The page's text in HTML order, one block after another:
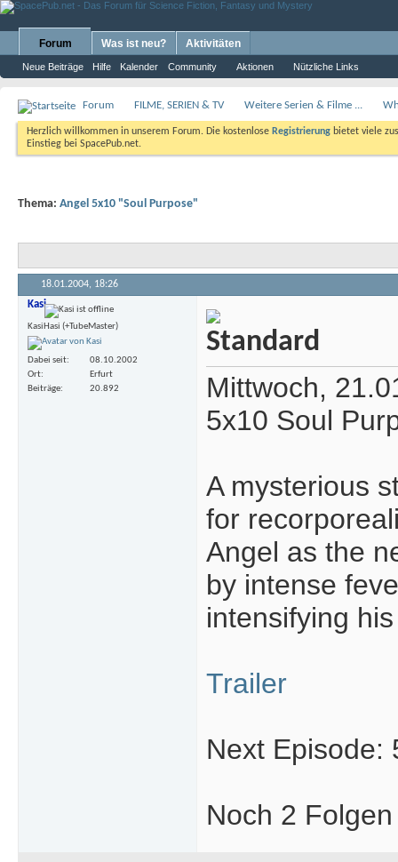
Forum
Neue Beiträge Hilfe Kalender Community Aktionen Nützliche Links
Was ist neu? Aktivitäten
Forum FILME, SERIEN & TV Weitere Serien & Filme ...
Herzlich willkommen in unserem Forum. Die kostenlose Registrierung bietet viele
Einstieg bei SpacePub.net.
Thema: Angel 5x10 "Soul Purpose"
18.01.2004, 18:26
Kasi
KasiHasi (+TubeMaster)
Dabei seit
08.10.2002
Ort
Erfurt
Beiträge
20.892
Mittwoch,
5x10 Soul
A mysterious
for
Angel as the
by intense
intensifying
Trailer
Next Episode:
Noch 2